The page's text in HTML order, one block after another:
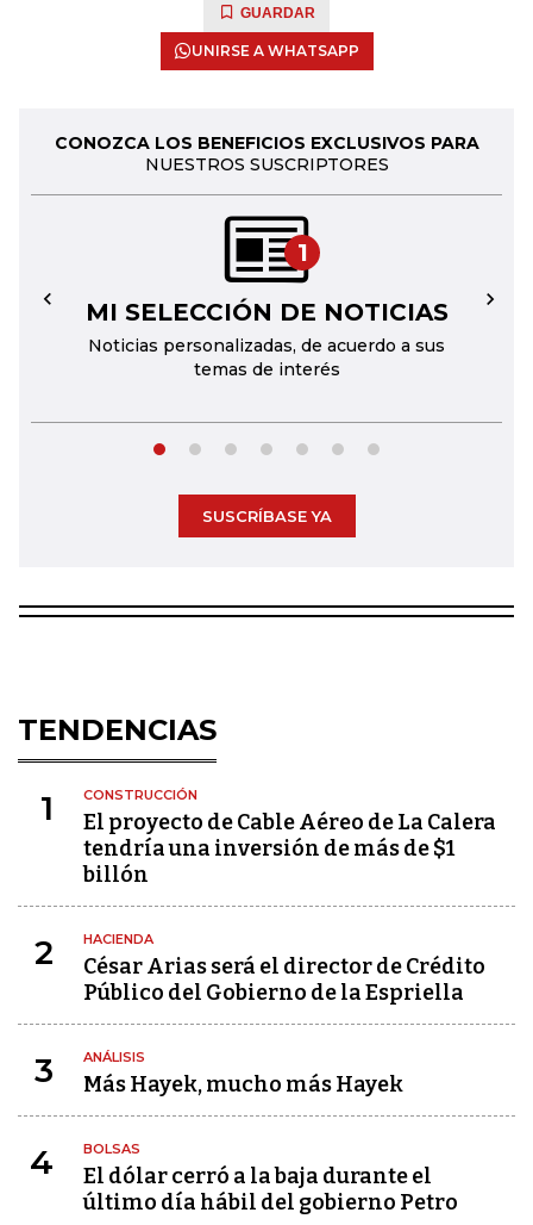
GUARDAR
UNIRSE A WHATSAPP
CONOZCA LOS BENEFICIOS EXCLUSIVOS PARA
NUESTROS SUSCRIPTORES
1
MI SELECCIÓN DE NOTICIAS
Noticias personalizadas, de acuerdo a sus
temas de interés
← →
SUSCRÍBASE YA
TENDENCIAS
1 CONSTRUCCIÓN
El proyecto de Cable Aéreo de La Calera
tendría una inversión de más de $1
billón
2 HACIENDA
César Arias será el director de Crédito
Público del Gobierno de la Espriella
3 ANÁLISIS
Más Hayek, mucho más Hayek
4 BOLSAS
El dólar cerró a la baja durante el
último día hábil del gobierno Petro